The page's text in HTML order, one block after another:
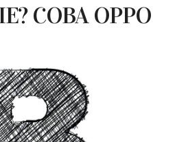
COBA OPPO